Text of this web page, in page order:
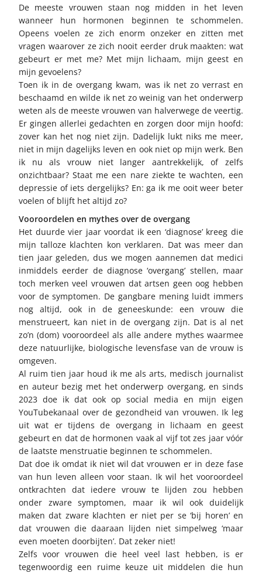
De meeste vrouwen staan nog midden in het leven
wanneer hun hormonen beginnen te schommelen.
Opeens voelen ze zich enorm onzeker en zitten met
vragen waarover ze zich nooit eerder druk maakten: wat
gebeurt er met me? Met mijn lichaam, mijn geest en
mijn gevoelens?
Toen ik in de overgang kwam, was ik net zo verrast en
beschaamd en wilde ik net zo weinig van het onderwerp
weten als de meeste vrouwen van halverwege de veertig.
Er gingen allerlei gedachten en zorgen door mijn hoofd:
zover kan het nog niet zijn. Dadelijk lukt niks me meer,
niet in mijn dagelijks leven en ook niet op mijn werk. Ben
ik nu als vrouw niet langer aantrekkelijk, of zelfs
onzichtbaar? Staat me een nare ziekte te wachten, een
depressie of iets dergelijks? En: ga ik me ooit weer beter
voelen of blijft het altijd zo?
Vooroordelen en mythes over de overgang
Het duurde vier jaar voordat ik een ‘diagnose’ kreeg die
mijn talloze klachten kon verklaren. Dat was meer dan
tien jaar geleden, dus we mogen aannemen dat medici
inmiddels eerder de diagnose ‘overgang’ stellen, maar
toch merken veel vrouwen dat artsen geen oog hebben
voor de symptomen. De gangbare mening luidt immers
nog altijd, ook in de geneeskunde: een vrouw die
menstrueert, kan niet in de overgang zijn. Dat is al net
zo’n (dom) vooroordeel als alle andere mythes waarmee
deze natuurlijke, biologische levensfase van de vrouw is
omgeven.
Al ruim tien jaar houd ik me als arts, medisch journalist
en auteur bezig met het onderwerp overgang, en sinds
2023 doe ik dat ook op social media en mijn eigen
YouTubekanaal over de gezondheid van vrouwen. Ik leg
uit wat er tijdens de overgang in lichaam en geest
gebeurt en dat de hormonen vaak al vijf tot zes jaar vóór
de laatste menstruatie beginnen te schommelen.
Dat doe ik omdat ik niet wil dat vrouwen er in deze fase
van hun leven alleen voor staan. Ik wil het vooroordeel
ontkrachten dat iedere vrouw te lijden zou hebben
onder zware symptomen, maar ik wil ook duidelijk
maken dat zware klachten er niet per se ‘bij horen’ en
dat vrouwen die daaraan lijden niet simpelweg ‘maar
even moeten doorbijten’. Dat zeker niet!
Zelfs voor vrouwen die heel veel last hebben, is er
tegenwoordig een ruime keuze uit middelen die hun